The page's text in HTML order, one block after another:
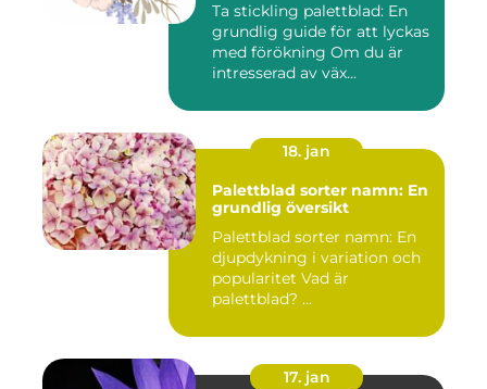
Ta stickling palettblad: En
grundlig guide för att lyckas
med förökning Om du är
intresserad av väx...
18. jan
Palettblad sorter namn: En
grundlig översikt
Palettblad sorter namn: En
djupdykning i variation och
popularitet Vad är
palettblad? ...
17. jan